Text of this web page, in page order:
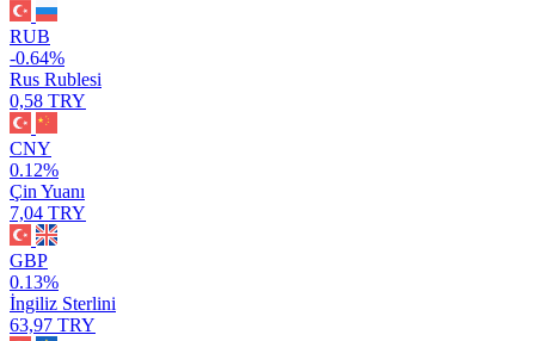
RUB
-0.64%
Rus Rublesi
0,58 TRY
CNY
0.12%
Çin Yuanı
7,04 TRY
GBP
0.13%
İngiliz Sterlini
63,97 TRY